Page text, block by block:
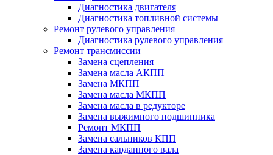
Диагностика двигателя
Диагностика топливной системы
Ремонт рулевого управления
Диагностика рулевого управления
Ремонт трансмиссии
Замена сцепления
Замена масла АКПП
Замена МКПП
Замена масла МКПП
Замена масла в редукторе
Замена выжимного подшипника
Ремонт МКПП
Замена сальников КПП
Замена карданного вала